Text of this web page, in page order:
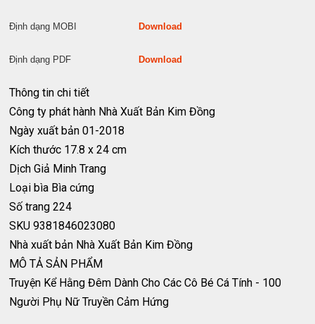
Định dạng MOBI Download
Định dạng PDF Download
Thông tin chi tiết
Công ty phát hành Nhà Xuất Bản Kim Đồng
Ngày xuất bản 01-2018
Kích thước 17.8 x 24 cm
Dịch Giả Minh Trang
Loại bìa Bìa cứng
Số trang 224
SKU 9381846023080
Nhà xuất bản Nhà Xuất Bản Kim Đồng
MÔ TẢ SẢN PHẨM
Truyện Kể Hằng Đêm Dành Cho Các Cô Bé Cá Tính - 100
Người Phụ Nữ Truyền Cảm Hứng